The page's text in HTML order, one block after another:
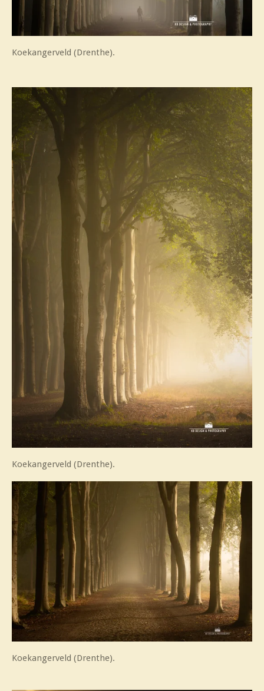
Koekangerveld (Drenthe).
Koekangerveld (Drenthe).
Koekangerveld (Drenthe).